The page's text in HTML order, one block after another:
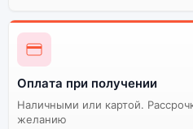
Существует китайская и глобальная версия
смартфона Xiaomi Mi Play
(Золотой). Мы рекомендуем
версию — она полностью
поддерживает все сервисы.
стоить дешевле, но
гарантируется.
Оплата при получении
Наличными или картой.
желанию